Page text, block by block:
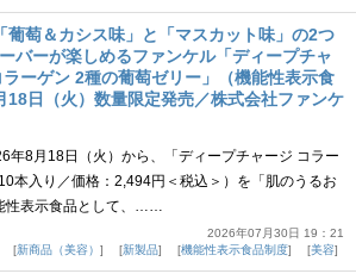
葡萄＆カシス味」と「マスカット味」の2つ
バーが楽しめるファンケル「ディープチャ
ラーゲン 2種の葡萄ゼリー」（機能性表示食
18日（火）数量限定発売／株式会社ファンケ
年8月18日（火）から、「ディープチャージ コラー
本入り／価格：2,494円＜税込＞）を「肌のうるお
性表示食品として、……
2026年07月30日 19：21
新商品（美容） 新製品 機能性表示食品制度 美容